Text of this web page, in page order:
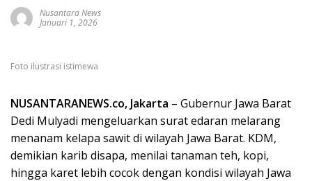
Nusantara News
Januari 1, 2026
Foto ilustrasi istimewa
NUSANTARANEWS.co, Jakarta – Gubernur Jawa Barat
Dedi Mulyadi mengeluarkan surat edaran melarang
menanam kelapa sawit di wilayah Jawa Barat. KDM,
demikian karib disapa, menilai tanaman teh, kopi,
hingga karet lebih cocok dengan kondisi wilayah Jawa